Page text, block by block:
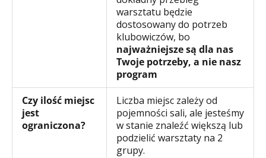
warsztatu będzie
dostosowany do potrzeb
klubowiczów, bo
najważniejsze są dla nas
Twoje potrzeby, a nie nasz
program
Czy ilość miejsc
jest
ograniczona?
Liczba miejsc zależy od
pojemności sali, ale jesteśmy
w stanie znaleźć większą lub
podzielić warsztaty na 2
grupy.